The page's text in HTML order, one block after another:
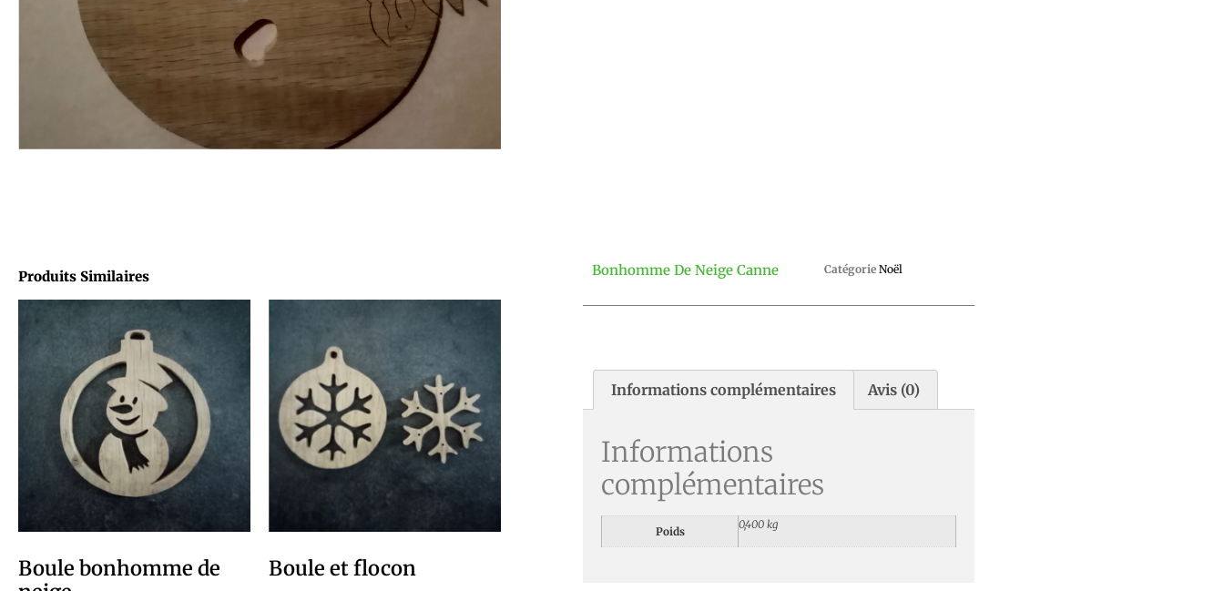
Produits Similaires
Boule bonhomme de
Boule et flocon
Bonhomme De Neige Canne Catégorie Noël
Informations complémentaires Avis (0)
Informations
complémentaires
Poids
0,400 kg